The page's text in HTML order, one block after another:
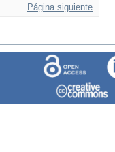
Página siguiente